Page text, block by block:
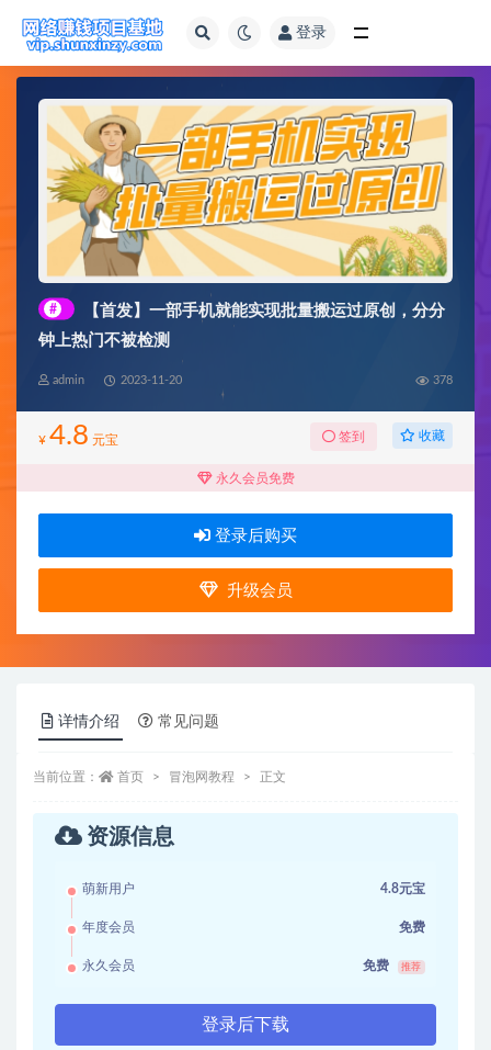
登录
#
【首发】一部手机就能实现批量搬运过原创，分分
钟上热门不被检测
admin 2023-11-20 378
¥ 4.8 元宝 签到 收藏
永久会员免费
登录后购买
升级会员
详情介绍 常见问题
当前位置： 首页 冒泡网教程 正文
资源信息
萌新用户 4.8元宝
年度会员 免费
永久会员 免费 推荐
登录后下载